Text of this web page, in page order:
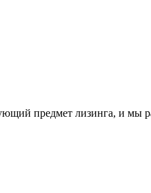
предмет лизинга, и мы